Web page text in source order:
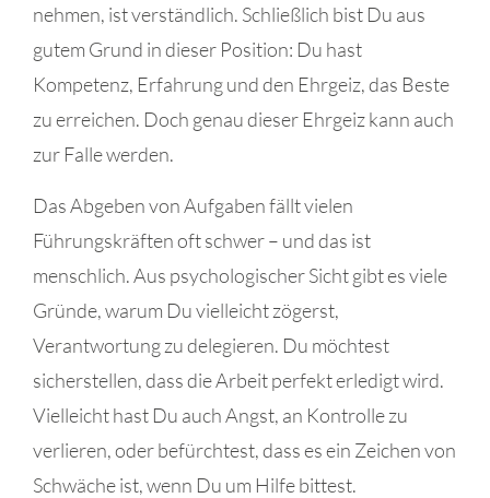
nehmen, ist verständlich. Schließlich bist Du aus
gutem Grund in dieser Position: Du hast
Kompetenz, Erfahrung und den Ehrgeiz, das Beste
zu erreichen. Doch genau dieser Ehrgeiz kann auch
zur Falle werden.
Das Abgeben von Aufgaben fällt vielen
Führungskräften oft schwer – und das ist
menschlich. Aus psychologischer Sicht gibt es viele
Gründe, warum Du vielleicht zögerst,
Verantwortung zu delegieren. Du möchtest
sicherstellen, dass die Arbeit perfekt erledigt wird.
Vielleicht hast Du auch Angst, an Kontrolle zu
verlieren, oder befürchtest, dass es ein Zeichen von
Schwäche ist, wenn Du um Hilfe bittest.